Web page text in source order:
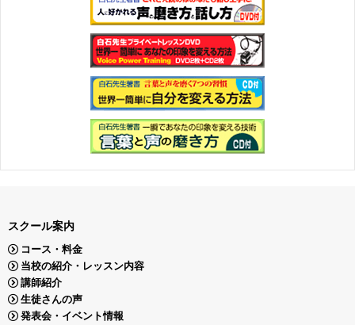
スクール案内
コース・料金
当校の紹介・レッスン内容
講師紹介
生徒さんの声
発表会・イベント情報